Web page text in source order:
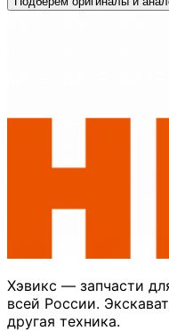
Хэвикс — запчасти
всей России.
другая техника.